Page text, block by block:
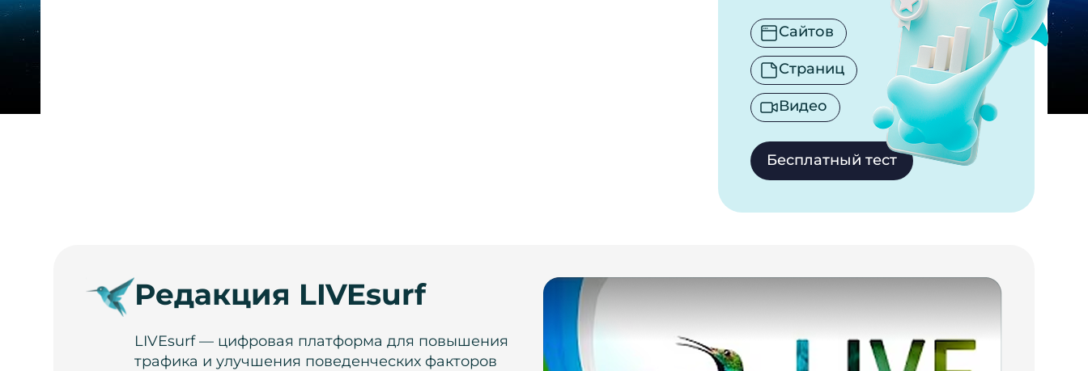
Сайтов
Страниц
Видео
Бесплатный тест
Редакция LIVEsurf
LIVEsurf — цифровая платформа для повышения
трафика и улучшения поведенческих факторов